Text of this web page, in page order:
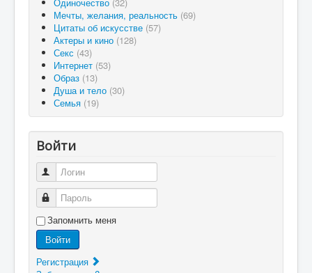
Мечты, желания, реальность (69)
Цитаты об искусстве (57)
Актеры и кино (128)
Секс (43)
Интернет (53)
Образ (13)
Душа и тело (30)
Семья (19)
Войти
Логин
Пароль
Запомнить меня
Войти
Регистрация